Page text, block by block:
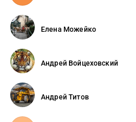
Елена Можейко
Андрей Войцеховский
Андрей Титов